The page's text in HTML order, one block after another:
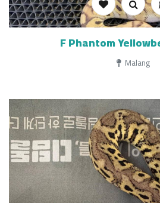
F Phantom
Malang